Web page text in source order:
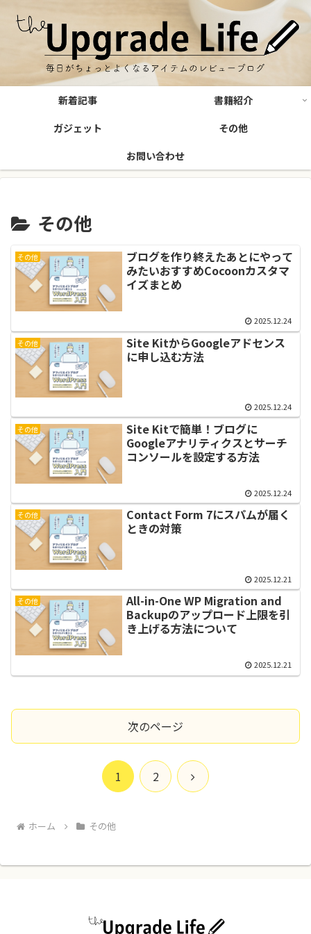
新着記事
書籍紹介
ガジェット
その他
お問い合わせ
その他
その他
ブログを作り終えたあとにやって
みたいおすすめCocoonカスタマ
イズまとめ
2025.12.24
その他
Site KitからGoogleアドセンス
に申し込む方法
2025.12.24
その他
Site Kitで簡単！ブログに
Googleアナリティクスとサーチ
コンソールを設定する方法
2025.12.24
その他
Contact Form 7にスパムが届く
ときの対策
2025.12.21
その他
All-in-One WP Migration and
Backupのアップロード上限を引
き上げる方法について
2025.12.21
次のページ
1 2
次
ホーム その他